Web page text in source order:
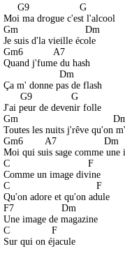
      G9                  G
Moi ma drogue c'est l'alcool
Gm                        Dm
Je suis d'la vieille école
Gm6           A7
Quand j'fume du hash
                     Dm
Ça m' donne pas de flash
       G9              G
J'ai peur de devenir folle
Gm
Toutes les nuits j'rêve qu'on
Gm6        A7                 Dm
Moi qui suis sage comme une
C                            F
Comme un image divine
C                               F
Qu'on adore et qu'on adule
F7                 Dm
Une image de magazine
C               F
Sur qui on éjacule